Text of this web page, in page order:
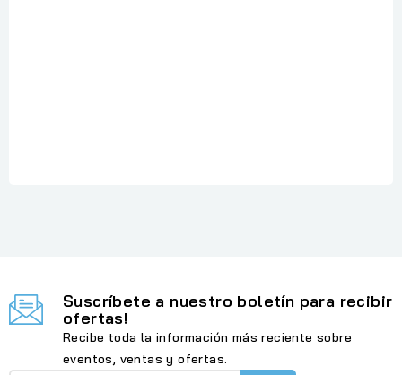
Suscríbete a nuestro boletín para recibir
ofertas!
Recibe toda la información más reciente sobre
eventos, ventas y ofertas.